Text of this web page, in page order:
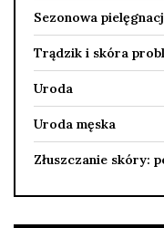
Sezonowa
Trądzik i skóra
Uroda
Uroda męska
Złuszczanie skóry: